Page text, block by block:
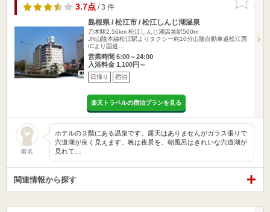
りに追加
3.7点/ 3 件
島根県 / 松江市 / 松江しんじ湖温泉
乃木駅2.56km 松江しんじ湖温泉駅500m
JR山陰本線松江駅よりタクシー約10分山陰自動車道松江西
ICより国道…
営業時間 6:00～24:00
入浴料金 1,100円～
日帰り 宿泊
楽天トラベルの宿泊プランを見る
匿名
ホテルの３階にある温泉です。露天はありませんがガラス張りで
宍道湖が良く見えます。晩は夜景を、朝風呂はきれいな宍道湖が
見れて…
関連情報から探す